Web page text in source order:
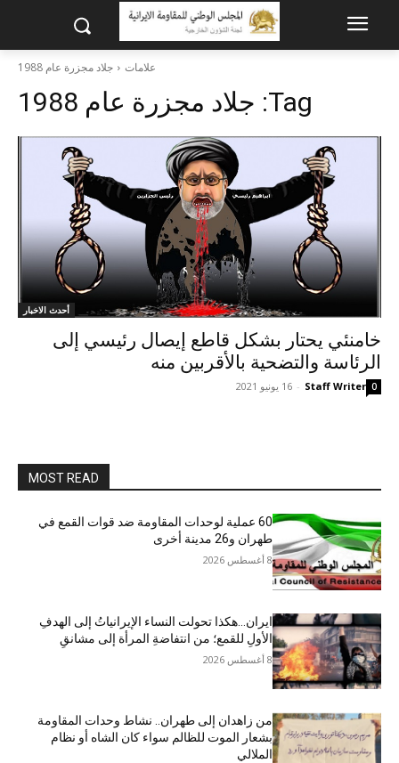
علامات جلاد مجزرة عام 1988
Tag: جلاد مجزرة عام 1988
أحدث الاخبار
خامنئي یحتار بشكل قاطع إيصال رئيسي إلى
الرئاسة والتضحية بالأقربين منه
Staff Writer
- 16 يونيو 2021 0
MOST READ
60 عملية لوحدات المقاومة ضد قوات القمع في
طهران و26 مدينة أخرى
8 أغسطس 2026
ایران…هکذا تحولت النساء الإيرانياتُ إلى الهدفِ
الأولِ للقمع؛ من انتفاضةِ المرأة إلى مشانقِ
8 أغسطس 2026
من زاهدان إلى طهران.. نشاط وحدات المقاومة
بشعار الموت للظالم سواء كان الشاه أو نظام
الملالي